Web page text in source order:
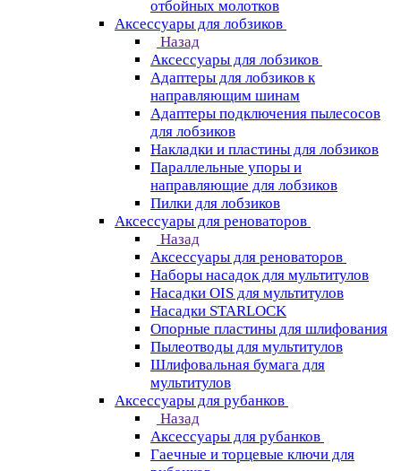
отбойных молотков
Аксессуары для лобзиков
Назад
Аксессуары для лобзиков
Адаптеры для лобзиков к
направляющим шинам
Адаптеры подключения пылесосов
для лобзиков
Накладки и пластины для лобзиков
Параллельные упоры и
направляющие для лобзиков
Пилки для лобзиков
Аксессуары для реноваторов
Назад
Аксессуары для реноваторов
Наборы насадок для мультитулов
Насадки OIS для мультитулов
Насадки STARLOCK
Опорные пластины для шлифования
Пылеотводы для мультитулов
Шлифовальная бумага для
мультитулов
Аксессуары для рубанков
Назад
Аксессуары для рубанков
Гаечные и торцевые ключи для